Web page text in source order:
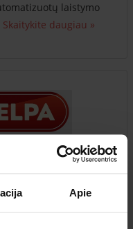
Apie
laistymo
Skaitykite daugiau »
įmonė, siūlanti platų